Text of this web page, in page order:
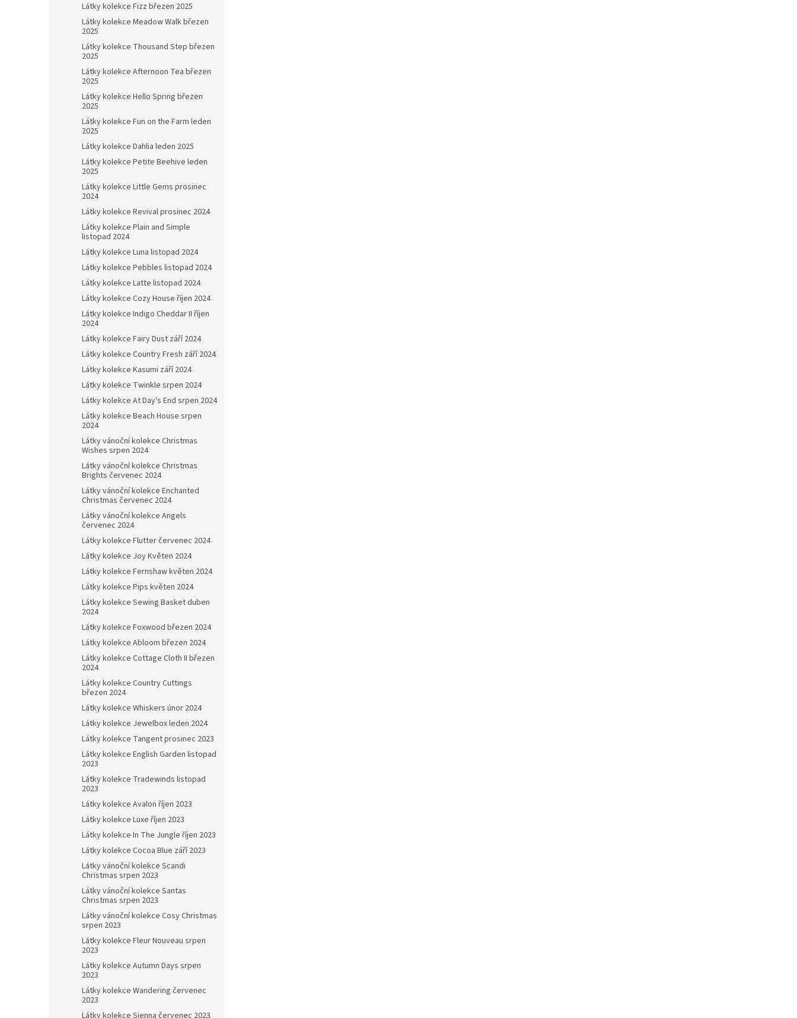
Látky kolekce Fizz březen 2025
Látky kolekce Meadow Walk březen
2025
Látky kolekce Thousand Step březen
2025
Látky kolekce Afternoon Tea březen
2025
Látky kolekce Hello Spring březen
2025
Látky kolekce Fun on the Farm leden
2025
Látky kolekce Dahlia leden 2025
Látky kolekce Petite Beehive leden
2025
Látky kolekce Little Gems prosinec
2024
Látky kolekce Revival prosinec 2024
Látky kolekce Plain and Simple
listopad 2024
Látky kolekce Luna listopad 2024
Látky kolekce Pebbles listopad 2024
Látky kolekce Latte listopad 2024
Látky kolekce Cozy House říjen 2024
Látky kolekce Indigo Cheddar II říjen
2024
Látky kolekce Fairy Dust září 2024
Látky kolekce Country Fresh září 2024
Látky kolekce Kasumi září 2024
Látky kolekce Twinkle srpen 2024
Látky kolekce At Day's End srpen 2024
Látky kolekce Beach House srpen
2024
Látky vánoční kolekce Christmas
Wishes srpen 2024
Látky vánoční kolekce Christmas
Brights červenec 2024
Látky vánoční kolekce Enchanted
Christmas červenec 2024
Látky vánoční kolekce Angels
červenec 2024
Látky kolekce Flutter červenec 2024
Látky kolekce Joy Květen 2024
Látky kolekce Fernshaw květen 2024
Látky kolekce Pips květen 2024
Látky kolekce Sewing Basket duben
2024
Látky kolekce Foxwood březen 2024
Látky kolekce Abloom březen 2024
Látky kolekce Cottage Cloth II březen
2024
Látky kolekce Country Cuttings
březen 2024
Látky kolekce Whiskers únor 2024
Látky kolekce Jewelbox leden 2024
Látky kolekce Tangent prosinec 2023
Látky kolekce English Garden listopad
2023
Látky kolekce Tradewinds listopad
2023
Látky kolekce Avalon říjen 2023
Látky kolekce Luxe říjen 2023
Látky kolekce In The Jungle říjen 2023
Látky kolekce Cocoa Blue září 2023
Látky vánoční kolekce Scandi
Christmas srpen 2023
Látky vánoční kolekce Santas
Christmas srpen 2023
Látky vánoční kolekce Cosy Christmas
srpen 2023
Látky kolekce Fleur Nouveau srpen
2023
Látky kolekce Autumn Days srpen
2023
Látky kolekce Wandering červenec
2023
Látky kolekce Sienna červenec 2023